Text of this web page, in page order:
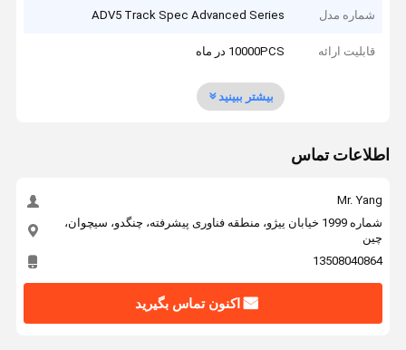
شماره مدل ADV5 Track Spec Advanced Series
قابلیت ارائه 10000PCS در ماه
بیشتر ببینید
اطلاعات تماس
Mr. Yang
شماره 1999 خیابان ییژو، منطقه فناوری پیشرفته، چنگدو، سیچوان،
چین
13508040864
اکنون تماس بگیرید